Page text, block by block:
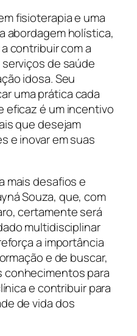
fisioterapia e uma
abordagem holística,
contribuir com a
de saúde
idosa. Seu
uma prática cada
eficaz é um incentivo
que desejam
e inovar em suas
mais desafios e
Souza, que, com
certamente será
multidisciplinar
a importância
e de buscar,
para
e contribuir para
de vida dos